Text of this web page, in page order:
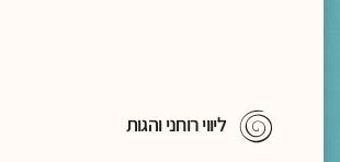
ליווי רוחני והגות